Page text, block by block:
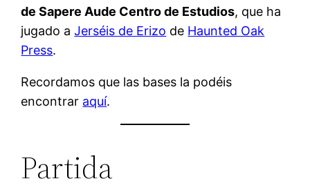
de Sapere Aude Centro de Estudios, que ha
jugado aJerséis de Erizo de Haunted Oak
Press.
Recordamos que las bases la podéis
encontrar aquí.
Partida